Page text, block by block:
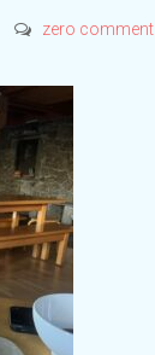
zero comment